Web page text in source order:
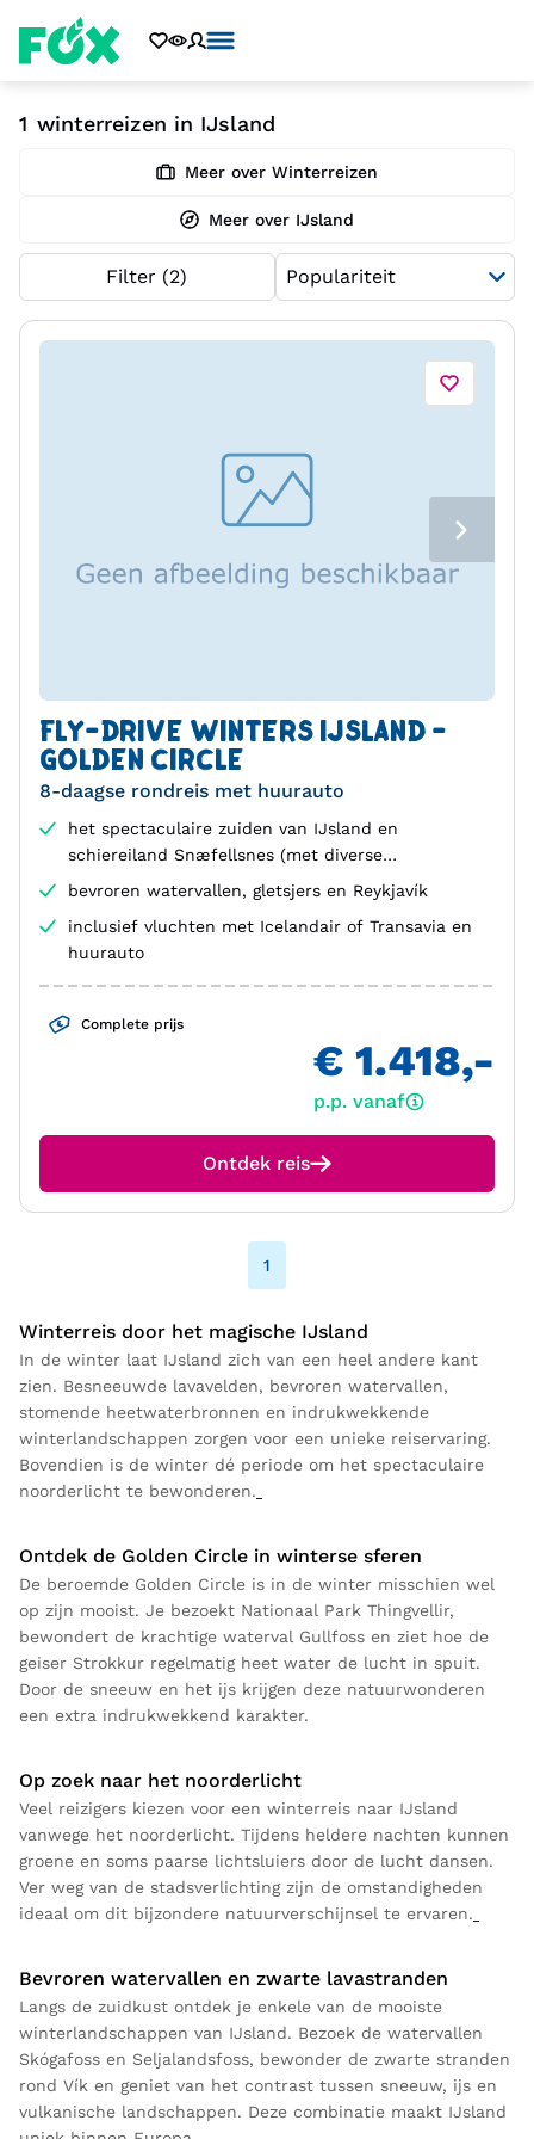
1 winterreizen in IJsland
Meer over Winterreizen
Meer over IJsland
Filter (2)
FLY-DRIVE WINTERS IJSLAND -
GOLDEN CIRCLE
8-daagse rondreis met huurauto
het spectaculaire zuiden van IJsland en
schiereiland Snæfellsnes (met diverse
verlengingsmogelijkheden)
bevroren watervallen, gletsjers en Reykjavík
inclusief vluchten met Icelandair of Transavia en
huurauto
Complete prijs
€ 1.418,-
p.p. vanaf
Ontdek reis
1
Winterreis door het magische IJsland
In de winter laat IJsland zich van een heel andere kant
zien. Besneeuwde lavavelden, bevroren watervallen,
stomende heetwaterbronnen en indrukwekkende
winterlandschappen zorgen voor een unieke reiservaring.
Bovendien is de winter dé periode om het spectaculaire
noorderlicht te bewonderen.
Ontdek de Golden Circle in winterse sferen
De beroemde Golden Circle is in de winter misschien wel
op zijn mooist. Je bezoekt Nationaal Park Thingvellir,
bewondert de krachtige waterval Gullfoss en ziet hoe de
geiser Strokkur regelmatig heet water de lucht in spuit.
Door de sneeuw en het ijs krijgen deze natuurwonderen
een extra indrukwekkend karakter.
Op zoek naar het noorderlicht
Veel reizigers kiezen voor een winterreis naar IJsland
vanwege het noorderlicht. Tijdens heldere nachten kunnen
groene en soms paarse lichtsluiers door de lucht dansen.
Ver weg van de stadsverlichting zijn de omstandigheden
ideaal om dit bijzondere natuurverschijnsel te ervaren.
Bevroren watervallen en zwarte lavastranden
Langs de zuidkust ontdek je enkele van de mooiste
winterlandschappen van IJsland. Bezoek de watervallen
Skógafoss en Seljalandsfoss, bewonder de zwarte stranden
rond Vík en geniet van het contrast tussen sneeuw, ijs en
vulkanische landschappen. Deze combinatie maakt IJsland